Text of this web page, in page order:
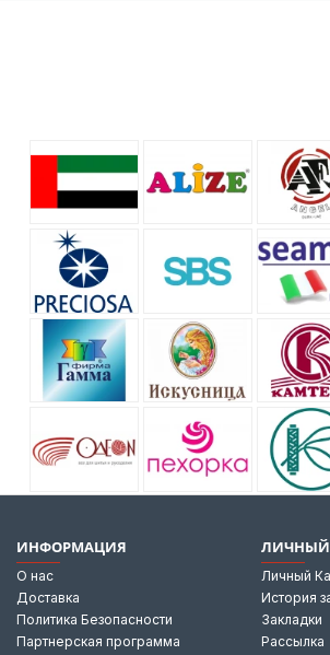
ИНФОРМАЦИЯ
О нас
Доставка
Политика Безопасности
Партнерская программа
ЛИЧНЫЙ
Личный
История
Закладки
Рассылка